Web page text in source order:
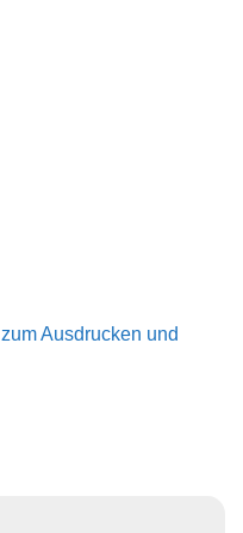
zum Ausdrucken und